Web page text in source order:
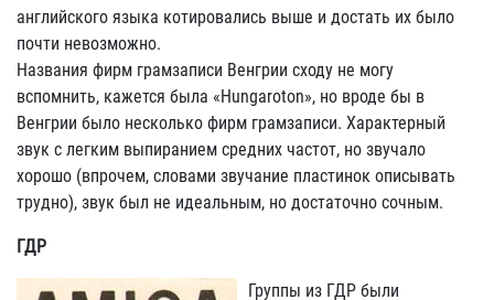
английского языка котировались выше и достать их было
почти невозможно.
Названия фирм грамзаписи Венгрии сходу не могу
вспомнить, кажется была «Hungaroton», но вроде бы в
Венгрии было несколько фирм грамзаписи. Характерный
звук с легким выпиранием средних частот, но звучало
хорошо (впрочем, словами звучание пластинок описывать
трудно), звук был не идеальным, но достаточно сочным.
ГДР
Группы из ГДР были